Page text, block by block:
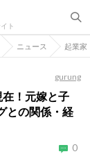
ト
ニュース 起業家
gurung
！元嫁と子
との関係・経
0